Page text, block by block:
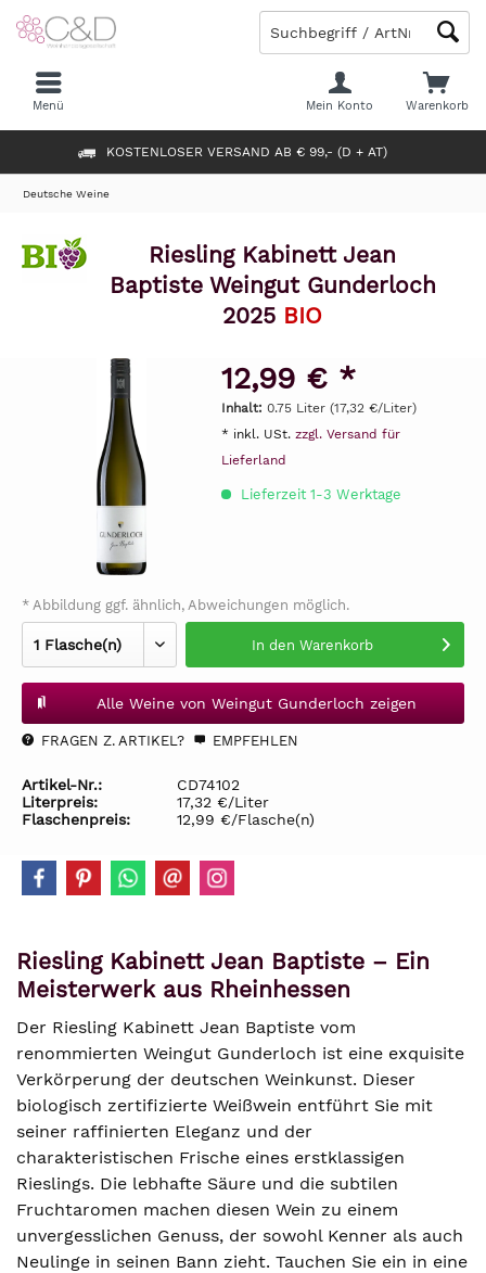
KOSTENLOSER VERSAND AB € 99,- (D + AT)
Warenkorb
Mein Konto
Menü
Deutsche Weine
Riesling Kabinett Jean
Baptiste Weingut Gunderloch
2025 BIO
12,99 € *
Inhalt: 0.75 Liter (17,32 €/Liter)
* inkl. USt. zzgl. Versand für
Lieferland
Lieferzeit 1-3 Werktage
* Abbildung ggf. ähnlich, Abweichungen möglich.
In den Warenkorb
Alle Weine von Weingut Gunderloch zeigen
FRAGEN Z. ARTIKEL? EMPFEHLEN
Artikel-Nr.:
CD74102
Literpreis:
17,32 €/Liter
Flaschenpreis:
12,99 €/Flasche(n)
Riesling Kabinett Jean Baptiste – Ein
Meisterwerk aus Rheinhessen
Der Riesling Kabinett Jean Baptiste vom
renommierten Weingut Gunderloch ist eine exquisite
Verkörperung der deutschen Weinkunst. Dieser
biologisch zertifizierte Weißwein entführt Sie mit
seiner raffinierten Eleganz und der
charakteristischen Frische eines erstklassigen
Rieslings. Die lebhafte Säure und die subtilen
Fruchtaromen machen diesen Wein zu einem
unvergesslichen Genuss, der sowohl Kenner als auch
Neulinge in seinen Bann zieht. Tauchen Sie ein in eine